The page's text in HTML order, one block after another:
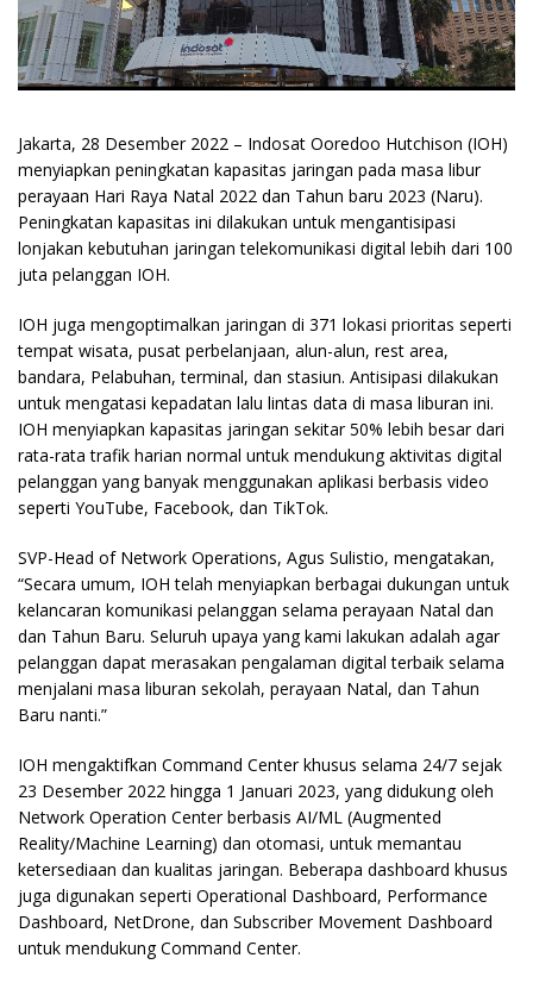
Jakarta, 28 Desember 2022 – Indosat Ooredoo Hutchison (IOH)
menyiapkan peningkatan kapasitas jaringan pada masa libur
perayaan Hari Raya Natal 2022 dan Tahun baru 2023 (Naru).
Peningkatan kapasitas ini dilakukan untuk mengantisipasi
lonjakan kebutuhan jaringan telekomunikasi digital lebih dari 100
juta pelanggan IOH.
IOH juga mengoptimalkan jaringan di 371 lokasi prioritas seperti
tempat wisata, pusat perbelanjaan, alun-alun, rest area,
bandara, Pelabuhan, terminal, dan stasiun. Antisipasi dilakukan
untuk mengatasi kepadatan lalu lintas data di masa liburan ini.
IOH menyiapkan kapasitas jaringan sekitar 50% lebih besar dari
rata-rata trafik harian normal untuk mendukung aktivitas digital
pelanggan yang banyak menggunakan aplikasi berbasis video
seperti YouTube, Facebook, dan TikTok.
SVP-Head of Network Operations, Agus Sulistio, mengatakan,
“Secara umum, IOH telah menyiapkan berbagai dukungan untuk
kelancaran komunikasi pelanggan selama perayaan Natal dan
dan Tahun Baru. Seluruh upaya yang kami lakukan adalah agar
pelanggan dapat merasakan pengalaman digital terbaik selama
menjalani masa liburan sekolah, perayaan Natal, dan Tahun
Baru nanti.”
IOH mengaktifkan Command Center khusus selama 24/7 sejak
23 Desember 2022 hingga 1 Januari 2023, yang didukung oleh
Network Operation Center berbasis AI/ML (Augmented
Reality/Machine Learning) dan otomasi, untuk memantau
ketersediaan dan kualitas jaringan. Beberapa dashboard khusus
juga digunakan seperti Operational Dashboard, Performance
Dashboard, NetDrone, dan Subscriber Movement Dashboard
untuk mendukung Command Center.